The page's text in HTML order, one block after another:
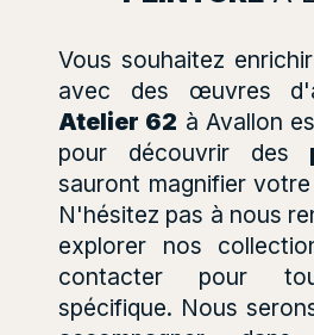
Vous souhaitez
avec des œuvres
Atelier 62 à Avallon
pour découvrir des
sauront magnifier
N'hésitez pas à nous
explorer nos
contacter pour
spécifique. Nous